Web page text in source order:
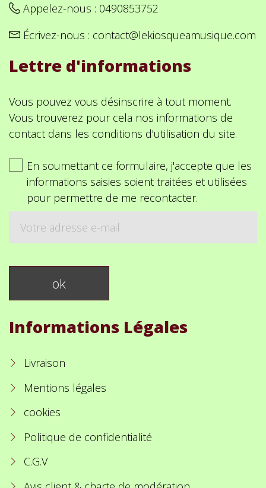
Appelez-nous : 0490853752
Écrivez-nous : contact@lekiosqueamusique.com
Lettre d'informations
Vous pouvez vous désinscrire à tout moment.
Vous trouverez pour cela nos informations de
contact dans les conditions d'utilisation du site.
En soumettant ce formulaire, j'accepte que les
informations saisies soient traitées et utilisées
pour permettre de me recontacter.
Informations Légales
Livraison
Mentions légales
cookies
Politique de confidentialité
C.G.V